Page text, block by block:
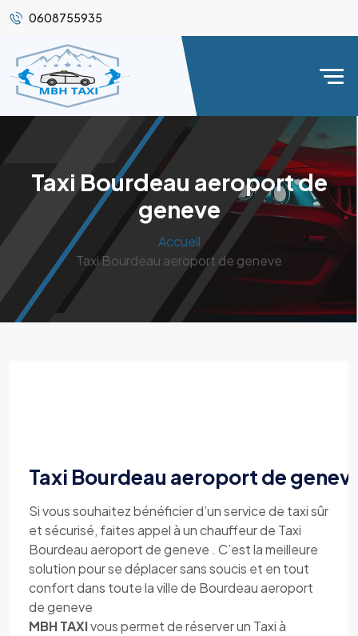
0608755935
Taxi Bourdeau aeroport de
geneve
Accueil
Taxi Bourdeau aeroport de geneve
Taxi Bourdeau aeroport de
Si vous souhaitez bénéficier d’un service de taxi sûr
et sécurisé, faites appel à un chauffeur de Taxi
Bourdeau aeroport de geneve . C’est la meilleure
solution pour se déplacer sans soucis et en tout
confort dans toute la ville de Bourdeau aeroport
de geneve
MBH TAXIvous permet de réserver un Taxi à